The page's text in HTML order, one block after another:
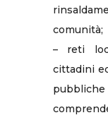
comunità;
– reti
cittadini